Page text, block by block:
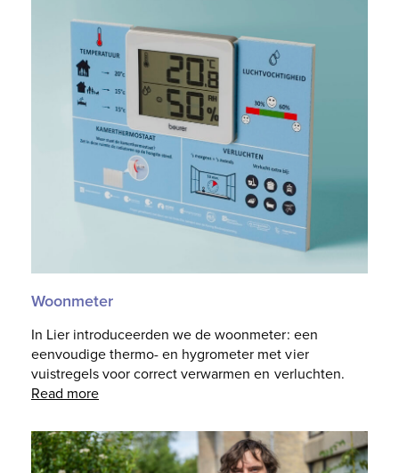
Woonmeter
In Lier introduceerden we de woonmeter: een
eenvoudige thermo- en hygrometer met vier
vuistregels voor correct verwarmen en verluchten.
Read more